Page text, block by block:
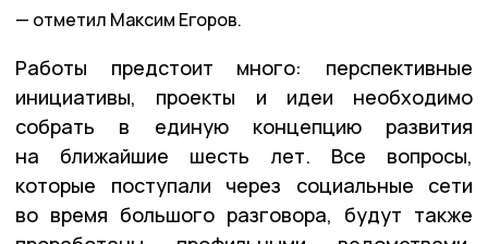
отметил Максим Егоров.
Работы предстоит много: перспективные
инициативы, проекты и идеи необходимо
собрать в единую концепцию развития
на ближайшие шесть лет. Все вопросы,
которые поступали через социальные сети
во время большого разговора, будут также